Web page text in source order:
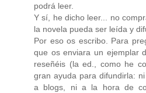
podrá leer.
Y sí, he dicho leer... no
la novela pueda ser leída y
Por eso os escribo. Para
que os enviara un ejemplar
reseñéis (la ed., como he
gran ayuda para difundirla:
a blogs, ni a la hora de